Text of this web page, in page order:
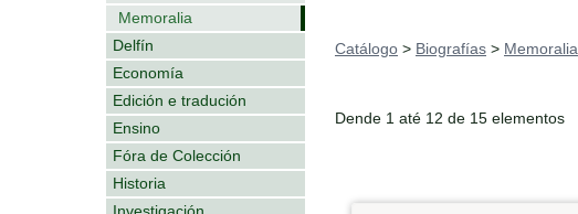
Memoralia
Delfín
Economía
Edición e tradución
Ensino
Fóra de Colección
Historia
Investigación
Catálogo > Biografías > Memoralia
Dende 1 até 12 de 15 elementos